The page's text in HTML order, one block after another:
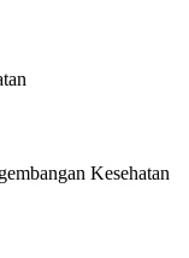
Kesehatan